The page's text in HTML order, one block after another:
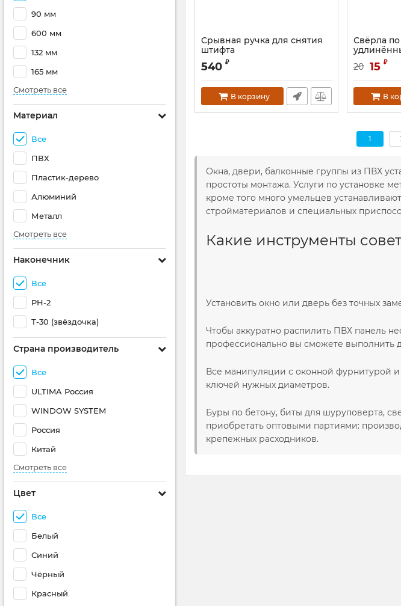
90 мм
600 мм
132 мм
165 мм
Смотреть все
Материал
Все
ПВХ
Пластик-дерево
Алюминий
Металл
Смотреть все
Наконечник
Все
PH-2
Т-30 (звёздочка)
Страна производитель
Все
ULTIMA Россия
WINDOW SYSTEM
Россия
Китай
Смотреть все
Цвет
Все
Белый
Синий
Чёрный
Красный
Срывная ручка для снятия
штифта
540 ₽
В корзину
Свёрла
Артикул:
20 15 ₽
В
1
Окна, двери, балконные группы из ПВХ
простоты монтажа. Услуги по установке
кроме того много умельцев
стройматериалов и специальных
Какие инструменты
Установить окно или дверь без точных
Чтобы аккуратно распилить ПВХ панель
профессионально вы сможете выполнить
Все манипуляции с оконной фурнитурой
ключей нужных диаметров.
Буры по бетону, биты для шуруповерта,
приобретать оптовыми партиями:
крепежных расходников.